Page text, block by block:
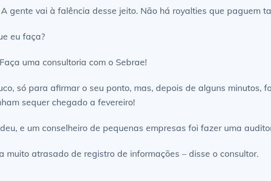
gente vai à falência desse jeito. Não há royalties que paguem
eu faça?
uma consultoria com o Sebrae!
só para afirmar o seu ponto, mas, depois de alguns minutos,
sequer chegado a fevereiro!
e um conselheiro de pequenas empresas foi fazer uma
muito atrasado de registro de informações – disse o consultor.